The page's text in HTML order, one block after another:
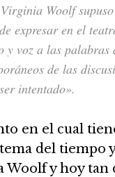
Woolf
expresar en el
y voz a las palabras
de las
intentado».
en el cual
del tiempo
y hoy tan